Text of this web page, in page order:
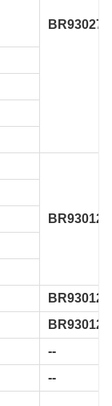
BR930271
BR930124
BR930126
BR930129
--
--